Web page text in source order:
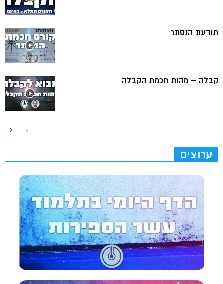
תודעת הנסתר
קבלה – מהות חכמת הקבלה
ערוצים